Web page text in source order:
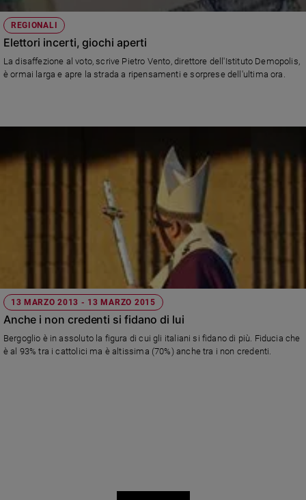
REGIONALI
Elettori incerti, giochi aperti
La disaffezione al voto, scrive Pietro Vento, direttore dell'Istituto Demopolis,
è ormai larga e apre la strada a ripensamenti e sorprese dell'ultima ora.
13 MARZO 2013 - 13 MARZO 2015
Anche i non credenti si fidano di lui
Bergoglio è in assoluto la figura di cui gli italiani si fidano di più. Fiducia che
è al 93% tra i cattolici ma è altissima (70%) anche tra i non credenti.